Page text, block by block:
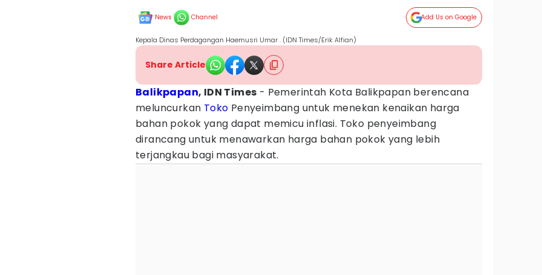
News Channel Add Us on Google
Kepala Dinas Perdagangan Haemusri Umar . (IDN Times/Erik Alfian)
Share Article
Balikpapan, IDN Times - Pemerintah Kota Balikpapan berencana
meluncurkan Toko Penyeimbang untuk menekan kenaikan harga
bahan pokok yang dapat memicu inflasi. Toko penyeimbang
dirancang untuk menawarkan harga bahan pokok yang lebih
terjangkau bagi masyarakat.